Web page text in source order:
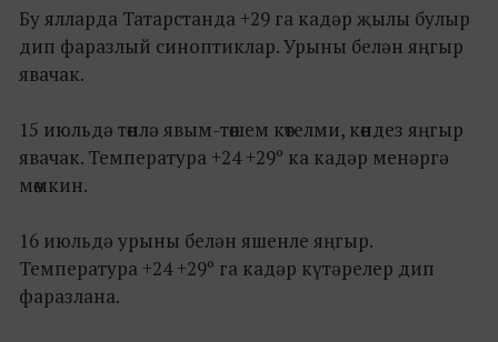
Бу ялларда Татарстанда +29 га кадәр җылы булыр
дип фаразлый синоптиклар. Урыны белән яңгыр
явачак.
15 июльдә төнлә явым-төшем көтелми, көндез яңгыр
явачак. Температура +24 +29º ка кадәр менәргә
мөмкин.
16 июльдә урыны белән яшенле яңгыр.
Температура +24 +29º га кадәр күтәрелер дип
фаразлана.